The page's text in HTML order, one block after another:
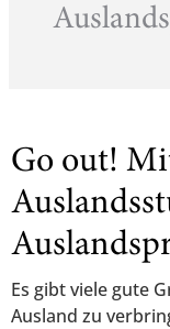
Go out!
Es gibt viele gute
Ausland zu